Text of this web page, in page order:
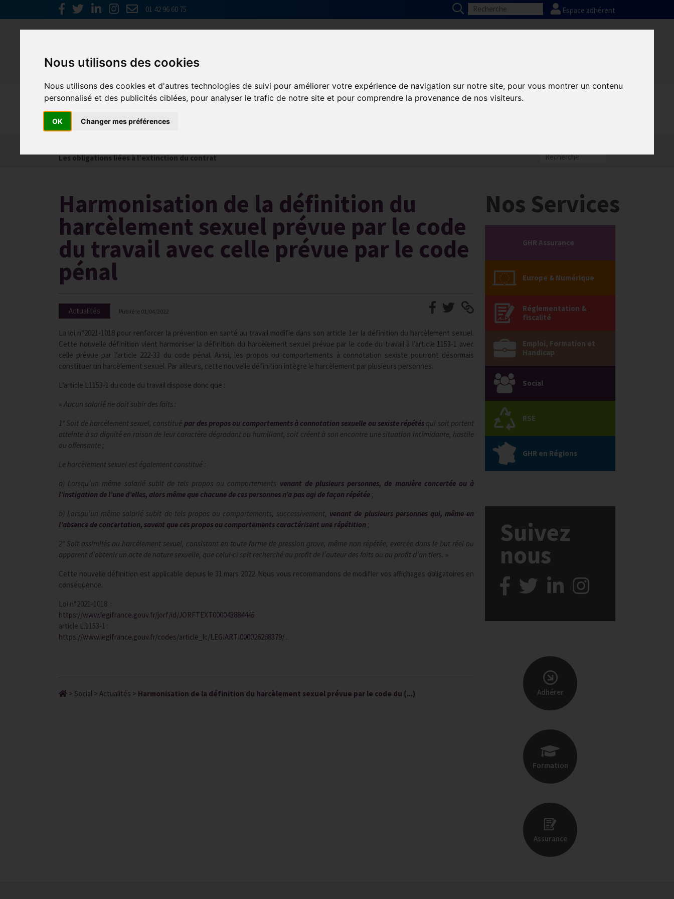
Nous utilisons des cookies
Nous utilisons des cookies et d'autres technologies de suivi pour améliorer votre expérience de navigation sur notre site, pour vous montrer un contenu
personnalisé et des publicités ciblées, pour analyser le trafic de notre site et pour comprendre la provenance de nos visiteurs.
OK Changer mes préférences
01 42 96 60 75 Espace adhérent
Social
Les obligations liées à l’extinction du contrat
Harmonisation de la définition du
harcèlement sexuel prévue par le code
du travail avec celle prévue par le code
pénal
Actualités Publié le 01/04/2022
La loi n°2021-1018 pour renforcer la prévention en santé au travail modifie dans son article 1er la définition du harcèlement sexuel.
Cette nouvelle définition vient harmoniser la définition du harcèlement sexuel prévue par le code du travail à l’article 1153-1 avec
celle prévue par l’article 222-33 du code pénal. Ainsi, les propos ou comportements à connotation sexiste pourront désormais
constituer un harcèlement sexuel. Par ailleurs, cette nouvelle définition intègre le harcèlement par plusieurs personnes.
L’article L1153-1 du code du travail dispose donc que :
« Aucun salarié ne doit subir des faits :
1° Soit de harcèlement sexuel, constitué par des propos ou comportements à connotation sexuelle ou sexiste répétés qui soit portent
atteinte à sa dignité en raison de leur caractère dégradant ou humiliant, soit créent à son encontre une situation intimidante, hostile
ou offensante ;
Le harcèlement sexuel est également constitué :
a) Lorsqu’un même salarié subit de tels propos ou comportements venant de plusieurs personnes, de manière concertée ou à
l’instigation de l’une d’elles, alors même que chacune de ces personnes n’a pas agi de façon répétée ;
b) Lorsqu’un même salarié subit de tels propos ou comportements, successivement, venant de plusieurs personnes qui, même en
l’absence de concertation, savent que ces propos ou comportements caractérisent une répétition ;
2° Soit assimilés au harcèlement sexuel, consistant en toute forme de pression grave, même non répétée, exercée dans le but réel ou
apparent d’obtenir un acte de nature sexuelle, que celui-ci soit recherché au profit de l’auteur des faits ou au profit d’un tiers. »
Cette nouvelle définition est applicable depuis le 31 mars 2022. Nous vous recommandons de modifier vos affichages obligatoires en
conséquence.
Loi n°2021-1018 :
https://www.legifrance.gouv.fr/jorf/id/JORFTEXT000043884445
article L.1153-1 :
https://www.legifrance.gouv.fr/codes/article_lc/LEGIARTI000026268379/ .
> Social > Actualités > Harmonisation de la définition du harcèlement sexuel prévue par le code du (...)
Nos Services
GHR Assurance
Europe & Numérique
Réglementation &
fiscalité
Emploi, Formation et
Handicap
Social
RSE
GHR en Régions
Suivez
nous
Adhérer
Formation
Assurance